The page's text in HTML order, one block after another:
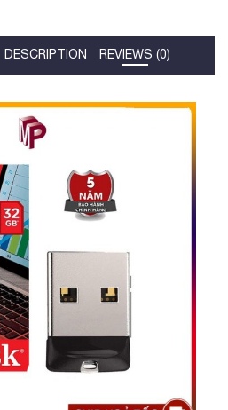
DESCRIPTION REVIEWS (0)